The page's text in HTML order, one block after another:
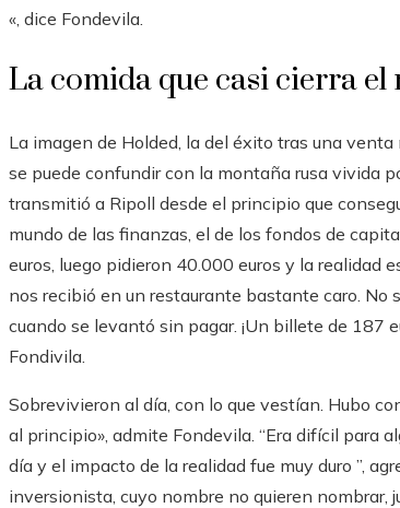
«, dice Fondevila.
La comida que casi cierra el
La imagen de Holded, la del éxito tras una
se puede confundir con la montaña rusa vivida
transmitió a Ripoll desde el principio que
mundo de las finanzas, el de los fondos de
euros, luego pidieron 40.000 euros y la realidad
nos recibió en un restaurante bastante caro.
cuando se levantó sin pagar. ¡Un billete de 187
Fondivila.
Sobrevivieron al día, con lo que vestían. Hubo
al principio», admite Fondevila. “Era difícil para
día y el impacto de la realidad fue muy duro ”,
inversionista, cuyo nombre no quieren